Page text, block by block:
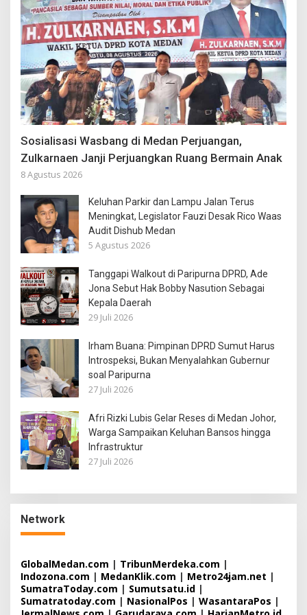
Sosialisasi Wasbang di Medan Perjuangan,
Zulkarnaen Janji Perjuangkan Ruang Bermain Anak
8 Agustus 2026
Keluhan Parkir dan Lampu Jalan Terus
Meningkat, Legislator Fauzi Desak Rico Waas
Audit Dishub Medan
5 Agustus 2026
Tanggapi Walkout di Paripurna DPRD, Ade
Jona Sebut Hak Bobby Nasution Sebagai
Kepala Daerah
29 Juli 2026
Irham Buana: Pimpinan DPRD Sumut Harus
Introspeksi, Bukan Menyalahkan Gubernur
soal Paripurna
27 Juli 2026
Afri Rizki Lubis Gelar Reses di Medan Johor,
Warga Sampaikan Keluhan Bansos hingga
Infrastruktur
27 Juli 2026
Network
GlobalMedan.com | TribunMerdeka.com |
Indozona.com | MedanKlik.com | Metro24jam.net |
SumatraToday.com | Sumutsatu.id |
Sumatratoday.com | NasionalPos | WasantaraPos |